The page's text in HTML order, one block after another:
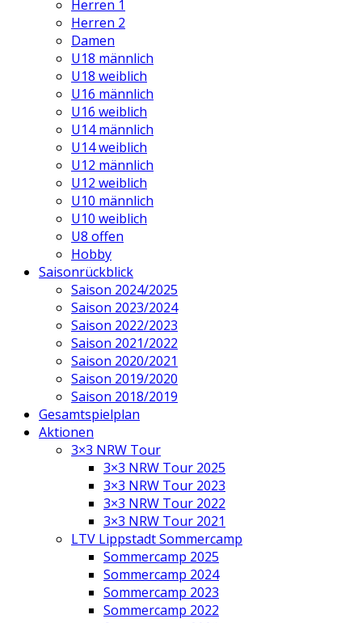
Herren 1
Herren 2
Damen
U18 männlich
U18 weiblich
U16 männlich
U16 weiblich
U14 männlich
U14 weiblich
U12 männlich
U12 weiblich
U10 männlich
U10 weiblich
U8 offen
Hobby
Saisonrückblick
Saison 2024/2025
Saison 2023/2024
Saison 2022/2023
Saison 2021/2022
Saison 2020/2021
Saison 2019/2020
Saison 2018/2019
Gesamtspielplan
Aktionen
3×3 NRW Tour
3×3 NRW Tour 2025
3×3 NRW Tour 2023
3×3 NRW Tour 2022
3×3 NRW Tour 2021
LTV Lippstadt Sommercamp
Sommercamp 2025
Sommercamp 2024
Sommercamp 2023
Sommercamp 2022